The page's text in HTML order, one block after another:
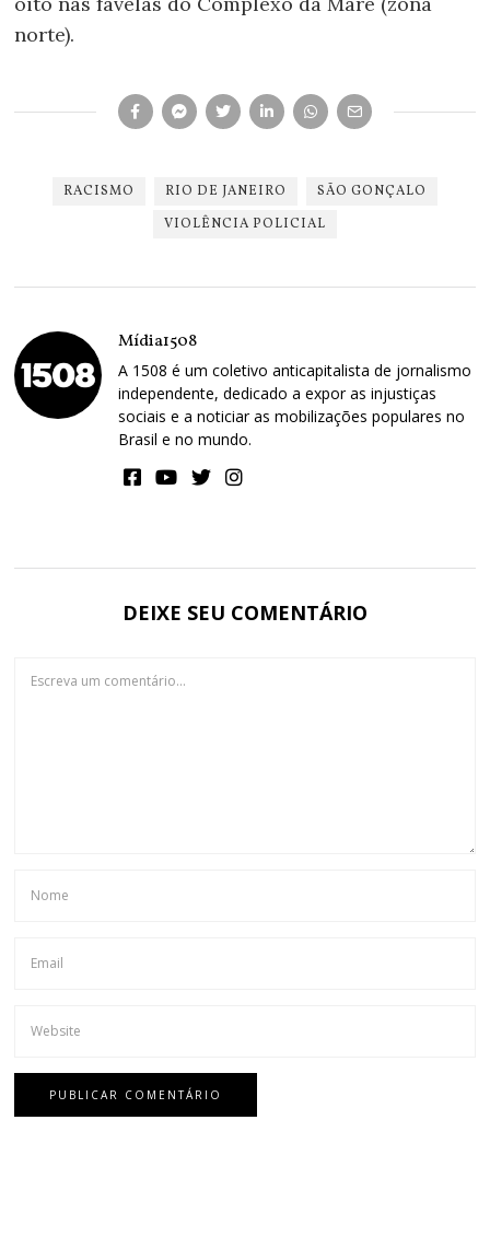
norte).
RACISMO RIO DE JANEIRO
SÃO GONÇALO
VIOLÊNCIA POLICIAL
Mídia1508
A 1508 é um coletivo anticapitalista de jornalismo
independente, dedicado a expor as injustiças
sociais e a noticiar as mobilizações populares no
Brasil e no mundo.
DEIXE SEU COMENTÁRIO